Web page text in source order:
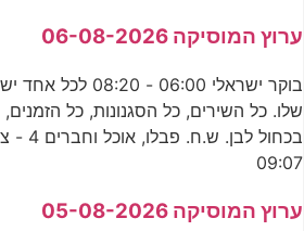
ערוץ המוסיקה 06-08-2026
בוקר ישראלי
שלו. כל השירים, כל הסגנונות, כל
09:07
ערוץ המוסיקה 05-08-2026